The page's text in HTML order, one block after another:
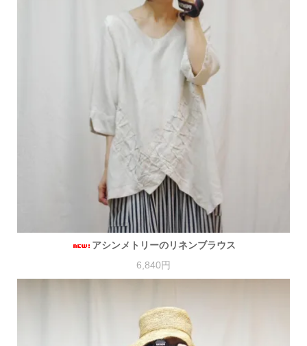
アシンメトリーのリネンブラウス
6,840円